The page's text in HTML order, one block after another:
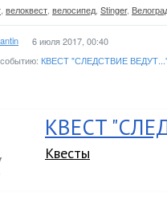
велоквест велосипед Stinger,
6 июля 2017, 00:40
КВЕСТ "СЛЕДСТВИЕ
КВЕСТ
Квесты